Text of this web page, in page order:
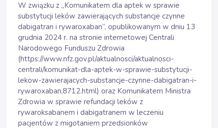
W związku z „Komunikatem dla aptek w sprawie
substytucji leków zawierających substancje czynne
dabigatran i rywaroxaban”, opublikowanym w dniu 13
grudnia 2024 r. na stronie internetowej Centrali
Narodowego Funduszu Zdrowia
(https://www.nfz.gov.pl/aktualnosci/aktualnosci-
centrali/komunikat-dla-aptek-w-sprawie-substytucji-
lekow-zawierajacych-substancje-czynne-dabigatran-i-
rywaroxaban,8712.html) oraz Komunikatem Ministra
Zdrowia w sprawie refundacji leków z
rywaroksabanem i dabigatranem w leczeniu
pacjentów z migotaniem przedsionków